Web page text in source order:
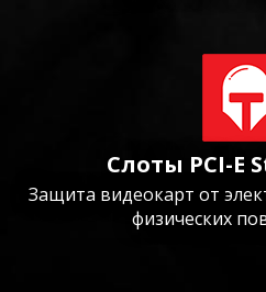
Слоты PCI-E
Защита видеокарт от
физических